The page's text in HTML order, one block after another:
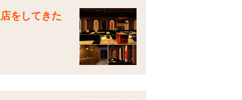
をしてきた